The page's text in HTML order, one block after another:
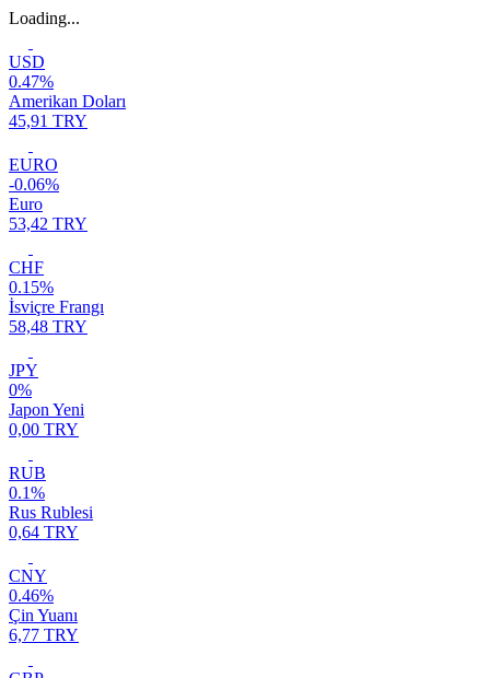
Loading...
USD
0.47%
Amerikan Doları
45,91 TRY
EURO
-0.06%
Euro
53,42 TRY
CHF
0.15%
İsviçre Frangı
58,48 TRY
JPY
0%
Japon Yeni
0,00 TRY
RUB
0.1%
Rus Rublesi
0,64 TRY
CNY
0.46%
Çin Yuanı
6,77 TRY